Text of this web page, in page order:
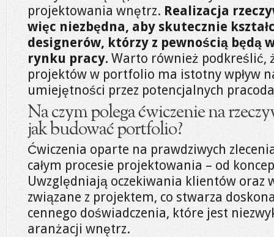
projektowania wnętrz. Realizacja
więc niezbędna, aby skutecznie
designerów, którzy z pewnością będą
rynku pracy. Warto również podkreślić,
projektów w portfolio ma istotny wpływ
umiejętności przez potencjalnych
Na czym polega ćwiczenie na
jak budować portfolio?
Ćwiczenia oparte na prawdziwych
całym procesie projektowania – od
Uwzględniają oczekiwania klientów oraz
związane z projektem, co stwarza
cennego doświadczenia, które jest
aranżacji wnętrz.